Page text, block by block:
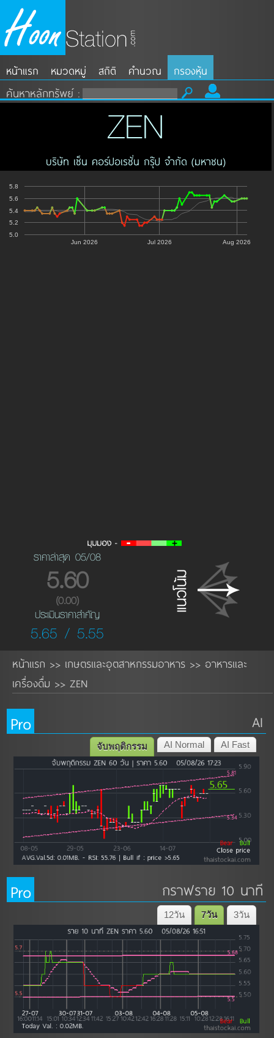
หน้าแรก หมวดหมู่ สถิติ คำนวณ กรองหุ้น
ค้นหาหลักทรัพย์ :
ZEN
บริษัท เซ็น คอร์ปอเรชั่น กรุ๊ป จำกัด (มหาชน)
Jun 2026 Jul 2026 Aug 2026
5.0
5.2
5.4
5.6
5.8
ราคาล่าสุด 05/08
5.60
(0.00)
ประเมินราคาสำคัญ
5.65 / 5.55
หน้าแรก >> เกษตรและอุตสาหกรรมอาหาร >> อาหารและ
เครื่องดื่ม >> ZEN
Pro AI
AI Fast
AI Normal
จับพฤติกรรม
Pro กราฟราย 10 นาที
3วัน
7วัน
12วัน